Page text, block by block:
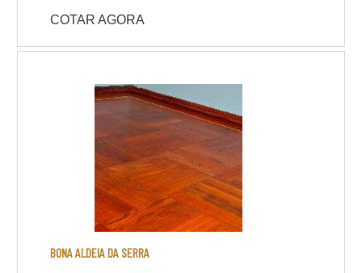
qualidade na espessura e cores definidas em
projeto ou conforme usabilidade do piso. -
rápida a partir de 8 horas; - Isento de solventes;
- Alta durabilidade e resistência UV. - Alta
resistência mecânica e a choque térmico; -
Resistência à abrasão; - Baixo odor e baixo
VOC; - Acabamento liso e antiderrapante; -
Temperatura de operação entre -30 °C e +95 °C;
- Atende a norma LEED.
COTAR AGORA
BONA ALDEIA DA SERRA